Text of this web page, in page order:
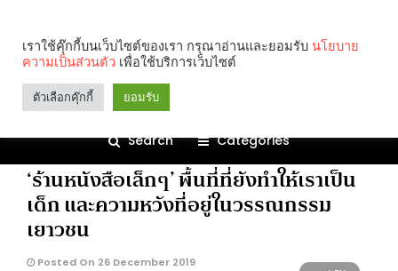
Search Categories
bookshop
ENTERTAINMENT TRAVEL
‘ร้านหนังสือเล็กๆ’ พื้นที่ที่ยังทำให้เราเป็น
เด็ก และความหวังที่อยู่ในวรรณกรรม
เยาวชน
Posted On 26 December 2019
เราใช้คุ๊กกี้บนเว็บไซต์ของเรา กรุณาอ่านและยอมรับ นโยบาย
ความเป็นส่วนตัว เพื่อใช้บริการเว็บไซต์
ตัวเลือกคุ๊กกี้ ยอมรับ